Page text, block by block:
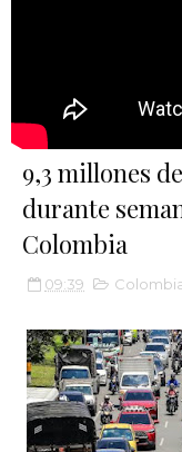
9,3 millones
durante
Colombia
09:39